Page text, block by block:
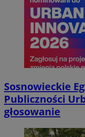
Sosnowieckie
Publiczności
głosowanie